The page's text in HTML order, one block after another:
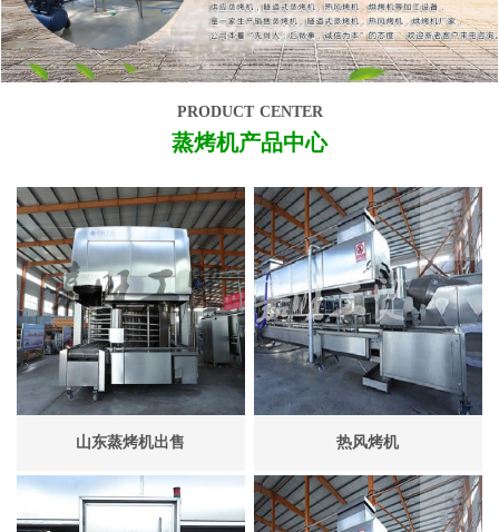
product center
蒸烤机产品中心
山东蒸烤机出售 热风烤机